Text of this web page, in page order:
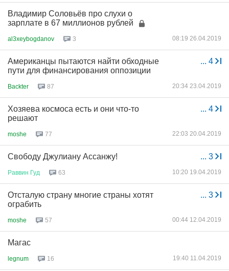
Владимир Соловьёв про слухи о
зарплате в 67 миллионов рублей
al3xeybogdanov 3 08:19 26.04.2019
... 4
Американцы пытаются найти обходные
пути для финансирования оппозиции
Backter 87 20:34 23.04.2019
... 4
Хозяева космоса есть и они что-то
решают
moshe 77 22:03 20.04.2019
... 3
Свободу Джулиану Ассанжу!
Раввин Гуд 63 10:20 19.04.2019
... 3
Отсталую страну многие страны хотят
ограбить
moshe 57 00:44 12.04.2019
Магас
legnum 16 19:40 11.04.2019